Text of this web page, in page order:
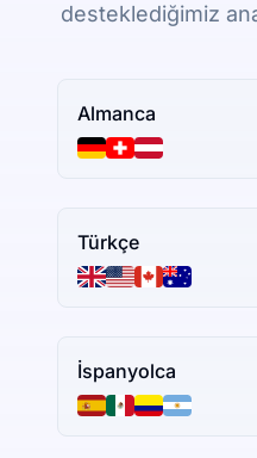
desteklediğimiz
Almanca
Türkçe
İspanyolca